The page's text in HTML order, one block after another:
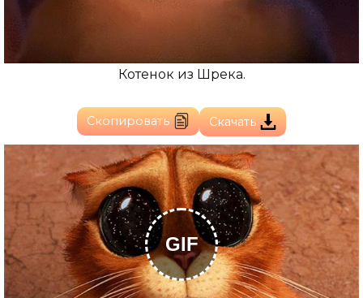
Котенок из Шрека.
Скопировать Скачать
GIF